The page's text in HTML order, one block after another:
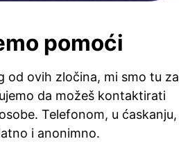
pomoći
od ovih zločina, mi smo tu za
da možeš kontaktirati
Telefonom, u ćaskanju,
i anonimno.